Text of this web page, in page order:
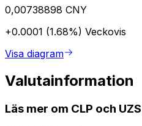
0,00738898 CNY
+0.0001 (1.68%) Veckovis
Visa diagram
Valutainformation
Läs mer om CLP och UZS